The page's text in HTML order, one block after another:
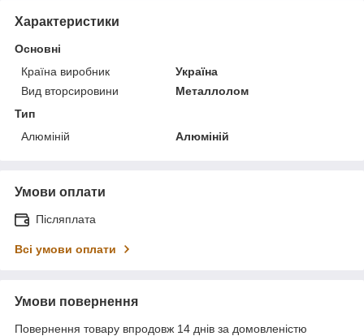
Характеристики
Основні
Країна виробник
Україна
Вид вторсировини
Металлолом
Тип
Алюміній
Алюміній
Умови оплати
Післяплата
Всі умови оплати
Умови повернення
Повернення товару впродовж 14 днів за домовленістю